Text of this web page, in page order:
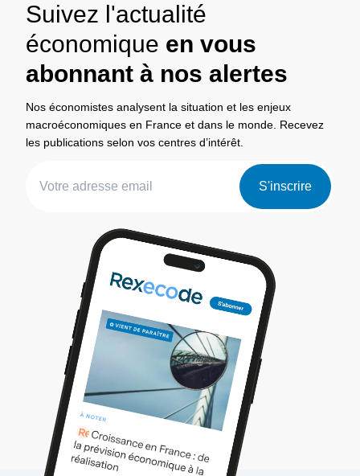
Suivez l'actualité
économique en vous
abonnant à nos alertes
Nos économistes analysent la situation et les enjeux
macroéconomiques en France et dans le monde. Recevez
les publications selon vos centres d’intérêt.
S'inscrire